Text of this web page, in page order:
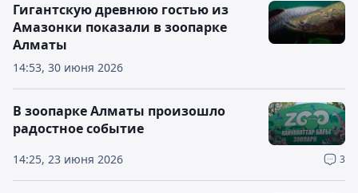
14:53, 30 июня 2026
Гигантскую древнюю гостью из
Амазонки показали в зоопарке
Алматы
14:25, 23 июня 2026 3
В зоопарке Алматы произошло
радостное событие